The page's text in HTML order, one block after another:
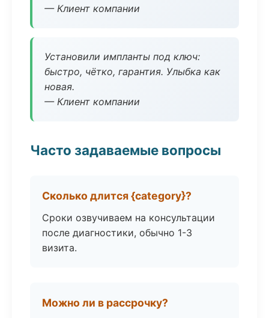
— Клиент компании
Установили импланты под ключ:
быстро, чётко, гарантия. Улыбка как
новая.
— Клиент компании
Часто задаваемые вопросы
Сколько длится {category}?
Сроки озвучиваем на консультации
после диагностики, обычно 1-3
визита.
Можно ли в рассрочку?